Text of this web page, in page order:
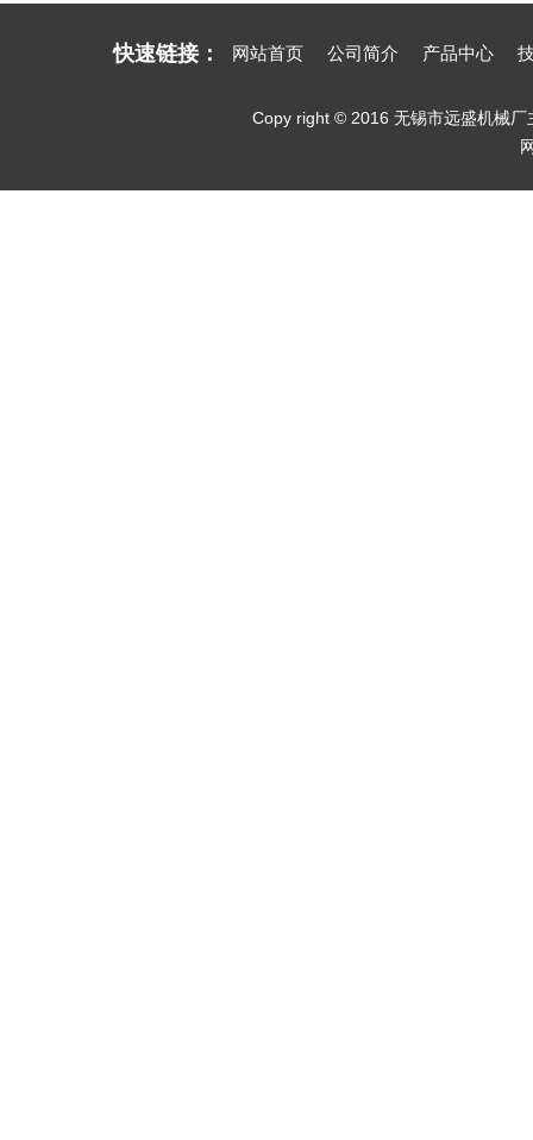
快速链接： 网站首页 公司简介 产品中心
Copy right © 2016 无锡市远盛机械